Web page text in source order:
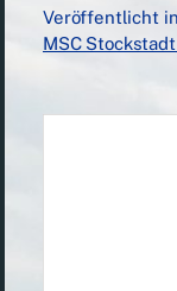
Veröffentlicht
MSC Stockstadt